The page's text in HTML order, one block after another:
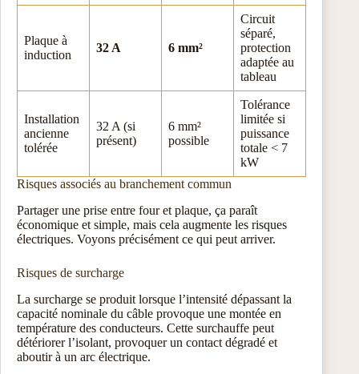
Plaque à
induction
32 A 6 mm²
Circuit
séparé,
protection
adaptée au
tableau
Installation
ancienne
tolérée
32 A (si
présent)
6 mm²
possible
Tolérance
limitée si
puissance
totale < 7
kW
Risques associés au branchement commun
Partager une prise entre four et plaque, ça paraît
économique et simple, mais cela augmente les risques
électriques. Voyons précisément ce qui peut arriver.
Risques de surcharge
La surcharge se produit lorsque l’intensité dépassant la
capacité nominale du câble provoque une montée en
température des conducteurs. Cette surchauffe peut
détériorer l’isolant, provoquer un contact dégradé et
aboutir à un arc électrique.